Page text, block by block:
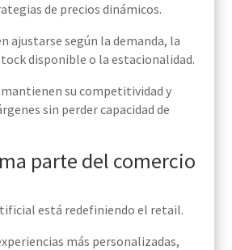
de precios dinámicos.
ajustarse según la demanda, la
disponible o la estacionalidad.
su competitividad y
sin perder capacidad de
parte del comercio
está redefiniendo el retail.
más personalizadas,